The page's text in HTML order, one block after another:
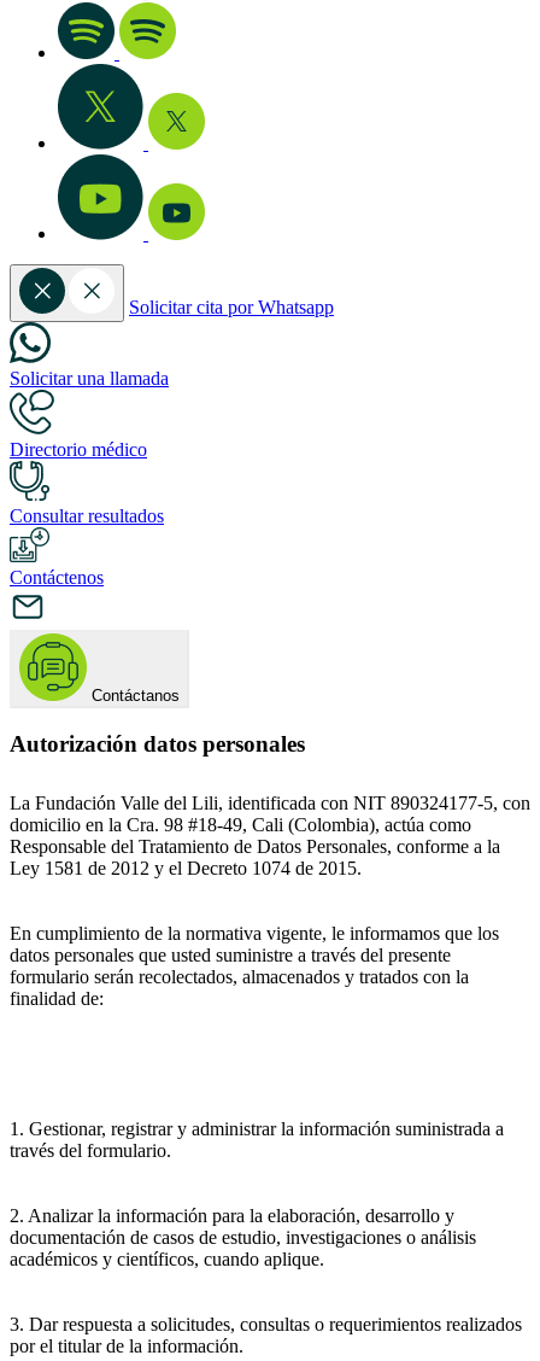
Solicitar cita por Whatsapp
Solicitar una llamada
Directorio médico
Consultar resultados
Contáctenos
Contáctanos
Autorización datos personales
La Fundación Valle del Lili, identificada con NIT 890324177-5, con
domicilio en la Cra. 98 #18-49, Cali (Colombia), actúa como
Responsable del Tratamiento de Datos Personales, conforme a la
Ley 1581 de 2012 y el Decreto 1074 de 2015.
En cumplimiento de la normativa vigente, le informamos que los
datos personales que usted suministre a través del presente
formulario serán recolectados, almacenados y tratados con la
finalidad de:
1. Gestionar, registrar y administrar la información suministrada a
través del formulario.
2. Analizar la información para la elaboración, desarrollo y
documentación de casos de estudio, investigaciones o análisis
académicos y científicos, cuando aplique.
3. Dar respuesta a solicitudes, consultas o requerimientos realizados
por el titular de la información.